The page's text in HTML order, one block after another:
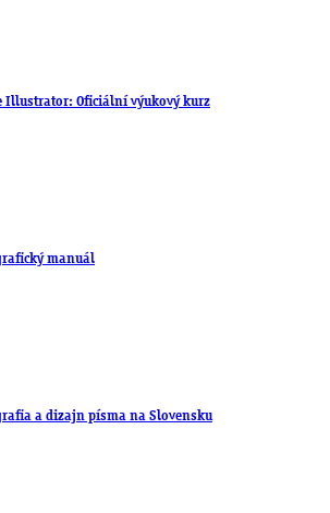
Illustrator: Oficiální výukový kurz
manuál
a dizajn písma na Slovensku